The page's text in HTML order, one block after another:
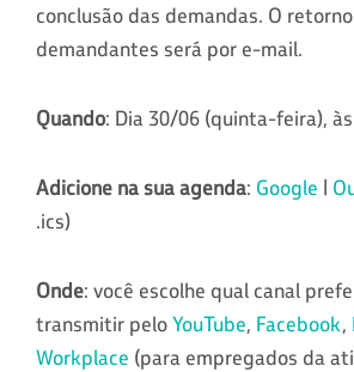
conclusão das demandas. O
demandantes será por e-mail.
Quando: Dia 30/06 (quinta-feira),
Adicione na sua agenda: Google |
.ics)
Onde: você escolhe qual canal
transmitir peloYouTube, Facebook,
Workplace (para empregados da